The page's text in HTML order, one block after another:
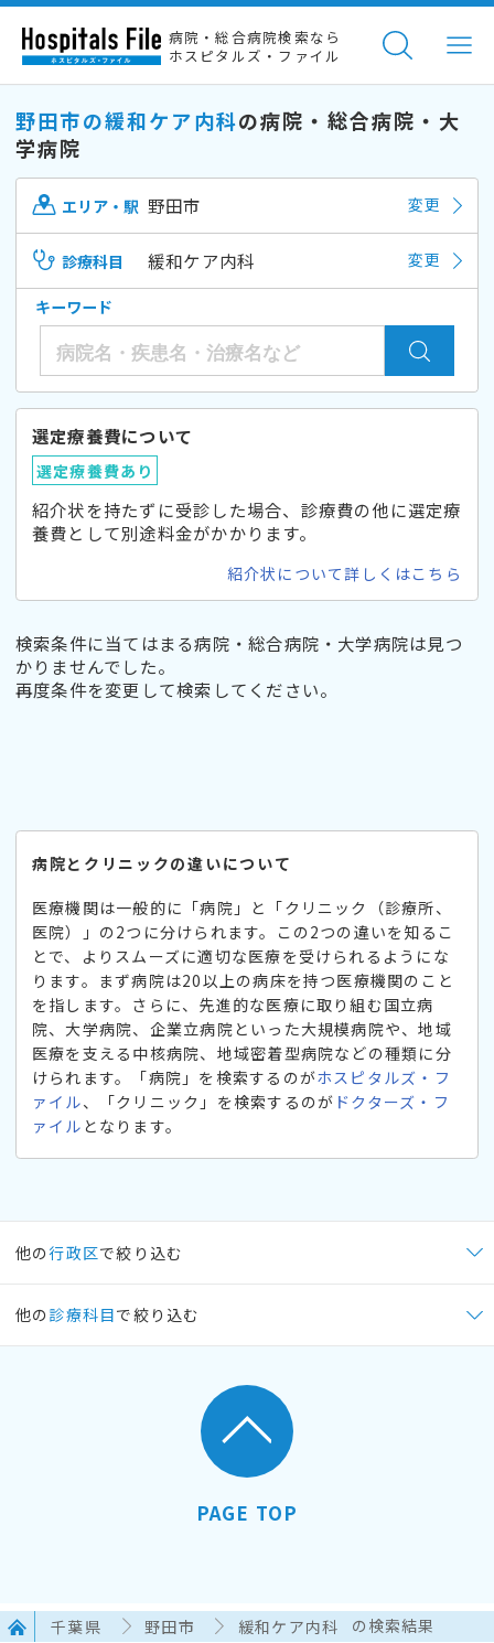
病院・総合病院検索なら
ホスピタルズ・ファイル
野田市の緩和ケア内科の病院・総合病院・大
学病院
エリア・駅 野田市 変更
診療科目 緩和ケア内科 変更
キーワード
選定療養費について
選定療養費あり
紹介状を持たずに受診した場合、診療費の他に選定療
養費として別途料金がかかります。
紹介状について詳しくはこちら
検索条件に当てはまる病院・総合病院・大学病院は見つ
かりませんでした。
再度条件を変更して検索してください。
病院とクリニックの違いについて
医療機関は一般的に「病院」と「クリニック（診療所、
医院）」の2つに分けられます。この2つの違いを知るこ
とで、よりスムーズに適切な医療を受けられるようにな
ります。まず病院は20以上の病床を持つ医療機関のこと
を指します。さらに、先進的な医療に取り組む国立病
院、大学病院、企業立病院といった大規模病院や、地域
医療を支える中核病院、地域密着型病院などの種類に分
けられます。「病院」を検索するのがホスピタルズ・フ
ァイル、「クリニック」を検索するのが ドクターズ・フ
ァイル となります。
他の行政区で絞り込む
他の 診療科目で絞り込む
PAGE TOP
千葉県 野田市 緩和ケア内科 の検索結果